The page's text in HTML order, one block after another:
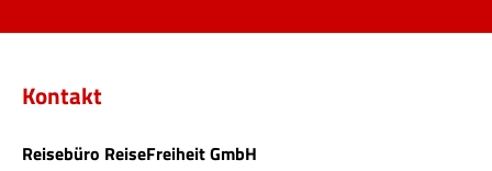
Kontakt
Reisebüro ReiseFreiheit GmbH